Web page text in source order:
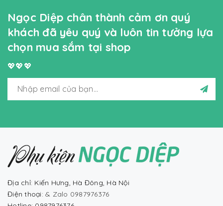
Ngọc Diệp chân thành cảm ơn quý
khách đã yêu quý và luôn tin tưởng lựa
chọn mua sắm tại shop
💖💖💖
Địa chỉ: Kiến Hưng, Hà Đông, Hà Nội
Điện thoại: & Zalo 0987976376